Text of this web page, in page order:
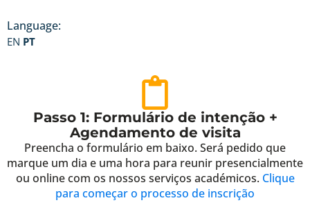
Language:
EN PT
Passo 1: Formulário de intenção +
Agendamento de visita
Preencha o formulário em baixo. Será pedido que
marque um dia e uma hora para reunir presencialmente
ou online com os nossos serviços académicos. Clique
para começar o processo de inscrição